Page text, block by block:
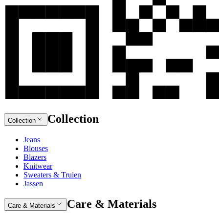
Collection Collection
Jeans
Blouses
Blazers
Knitwear
Sweaters & Truien
Jassen
Care & Materials Care & Materials